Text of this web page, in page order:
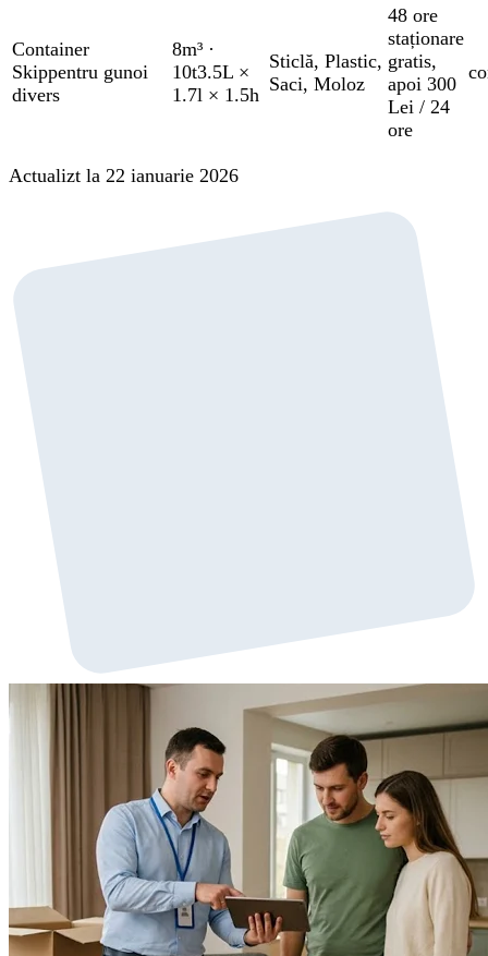
Container
Skippentru gunoi
divers
8m³ ·
10t3.5L ×
1.7l × 1.5h
Sticlă, Plastic,
Saci, Moloz
48 ore
staționare
gratis,
apoi 300
Lei / 24
ore
Actualizt la 22 ianuarie 2026